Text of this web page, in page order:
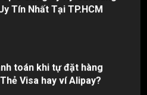
Tín Nhất Tại TP.HCM
toán khi tự đặt hàng
Visa hay ví Alipay?